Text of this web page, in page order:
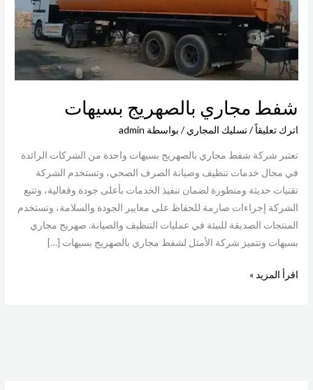
شفط مجاري بالصهريج بسيهات
اترك تعليقاً/تسليك المجاري / بواسطة admin
تعتبر شركة شفط مجاري بالصهريج بسيهات واحدة من الشركات الرائدة
في مجال خدمات تنظيف وصيانة الصرف الصحي، وتستخدم الشركة
تقنيات حديثة ومتطورة لضمان تنفيذ الخدمات بأعلى جودة وفعالية، وتتبع
الشركة إجراءات صارمة للحفاظ على معايير الجودة والسلامة، وتستخدم
المنتجات الصديقة للبيئة في عمليات التنظيف والصيانة. صهريج مجاري
بسيهات وتتميز شركة الأمثل لشفط مجاري بالصهريج بسيهات […]
اقرأ المزيد »